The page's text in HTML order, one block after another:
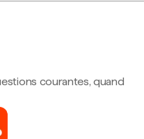
courantes, quand